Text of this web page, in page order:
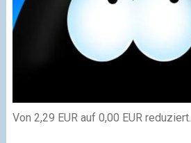
Von 2,29 EUR auf 0,00 EUR reduziert.